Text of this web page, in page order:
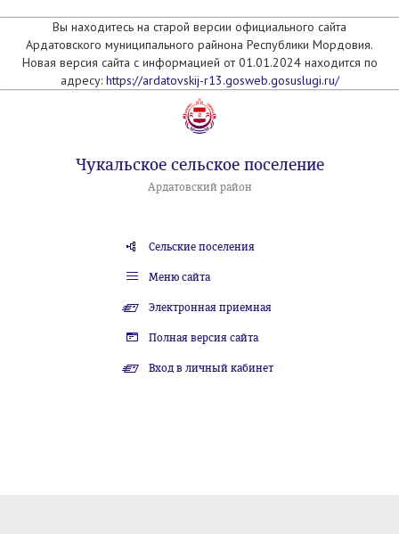
Вы находитесь на старой версии официального сайта
Ардатовского муниципального райнона Республики Мордовия.
Новая версия сайта с информацией от 01.01.2024 находится по
адресу: https://ardatovskij-r13.gosweb.gosuslugi.ru/
Чукальское сельское поселение
Ардатовский район
Сельские поселения
Меню сайта
Электронная приемная
Полная версия сайта
Вход в личный кабинет